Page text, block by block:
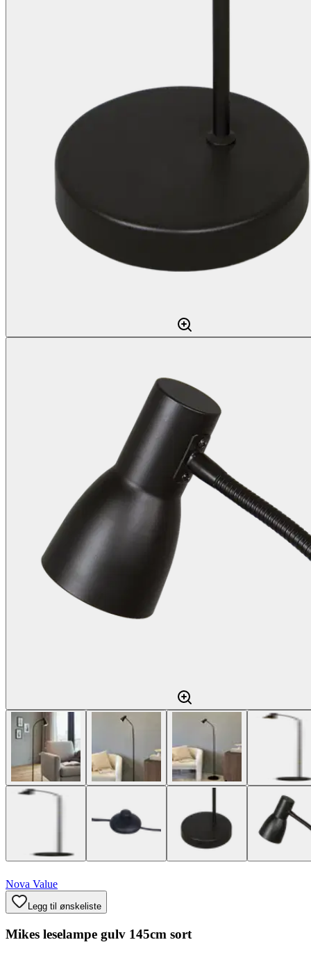
Nova Value
Legg til ønskeliste
Mikes leselampe gulv 145cm sort